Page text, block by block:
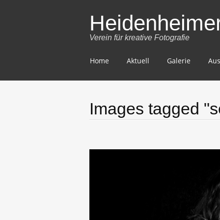
Verein für kreative Fotografie
Skip
content
Home Aktuell Galerie
Images tagged